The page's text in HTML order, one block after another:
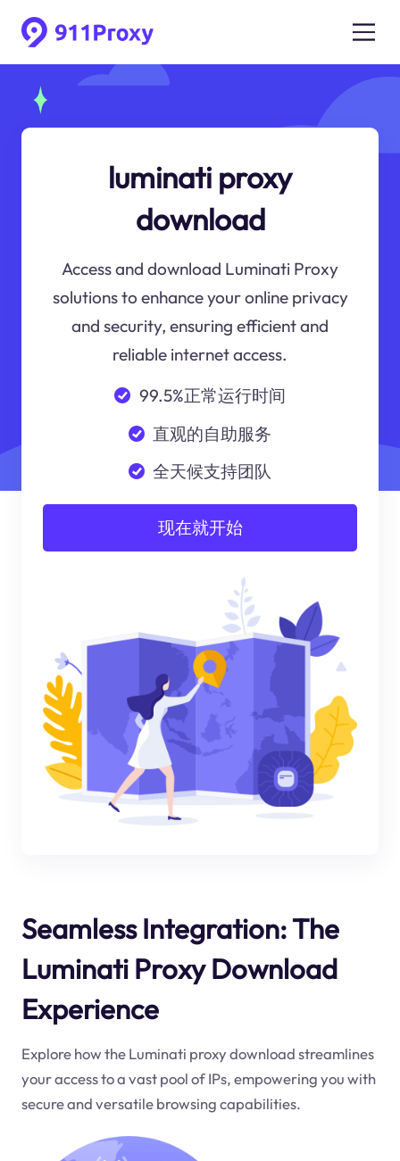
luminati proxy
download
Access and download Luminati Proxy
solutions to enhance your online privacy
and security, ensuring efficient and
reliable internet access.
99.5%正常运行时间
直观的自助服务
全天候支持团队
现在就开始
Seamless Integration: The
Luminati Proxy Download
Experience
Explore how the Luminati proxy download streamlines
your access to a vast pool of IPs, empowering you with
secure and versatile browsing capabilities.